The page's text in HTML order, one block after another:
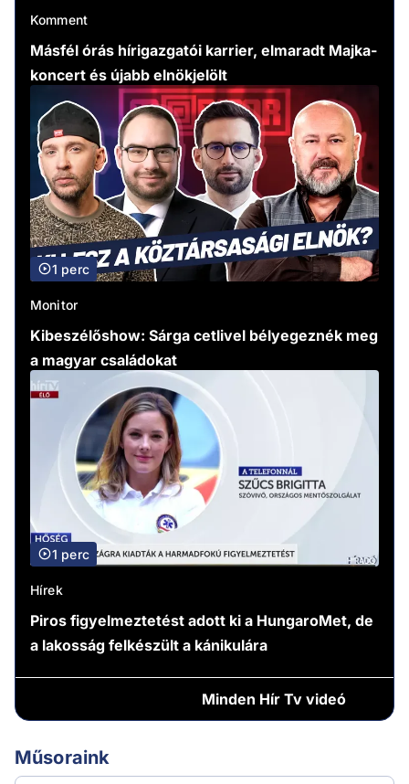
Komment
Másfél órás hírigazgatói karrier, elmaradt Majka-
koncert és újabb elnökjelölt
1 perc
Monitor
Kibeszélőshow: Sárga cetlivel bélyegeznék meg
a magyar családokat
1 perc
Hírek
Piros figyelmeztetést adott ki a HungaroMet, de
a lakosság felkészült a kánikulára
Minden Hír Tv videó
Műsoraink